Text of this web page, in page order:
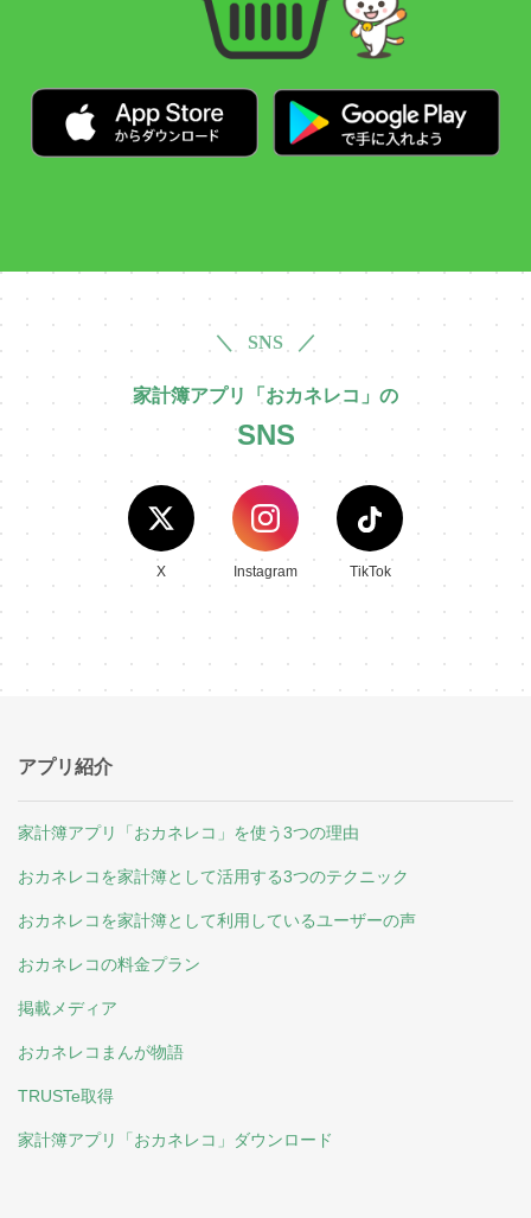
＼ SNS ／
家計簿アプリ「おカネレコ」の
SNS
X Instagram TikTok
アプリ紹介
家計簿アプリ「おカネレコ」を使う3つの理由
おカネレコを家計簿として活用する3つのテクニック
おカネレコを家計簿として利用しているユーザーの声
おカネレコの料金プラン
掲載メディア
おカネレコまんが物語
TRUSTe取得
家計簿アプリ「おカネレコ」ダウンロード